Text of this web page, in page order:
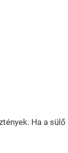
Ha a